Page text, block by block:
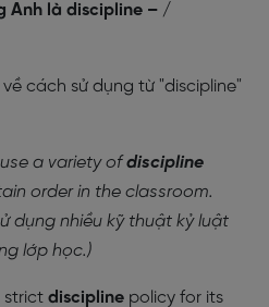
Anh là discipline – /
cách sử dụng từ "discipline"
a variety ofdiscipline
order in the classroom.
dụng nhiều kỹ thuật kỷ luật
lớp học.)
strict discipline policy for its